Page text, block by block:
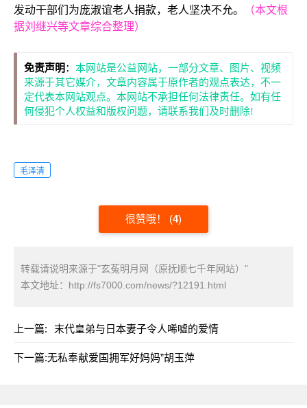
发动干部们为庞淑谊老人捐款，老人坚决不允。
（本文根
据刘继兴等文章综合整理）
免责声明 ： 本网站是公益网站，一部分文章、图片、视频
来源于其它媒介，文章内容属于原作者的观点表达，不一
定代表本网站观点。本网站不承担任何法律责任。如有任
何侵犯个人权益和版权问题，请联系我们及时删除!
毛泽清
很赞哦！ (4)
转载请说明来源于"玄菟明月网（原抚顺七千年网站）"
本文地址： http://fs7000.com/news/?12191.html
上一篇: 末代皇弟与日本妻子令人唏嘘的爱情
下一篇:无私奉献爱国拥军好妈妈”胡玉萍